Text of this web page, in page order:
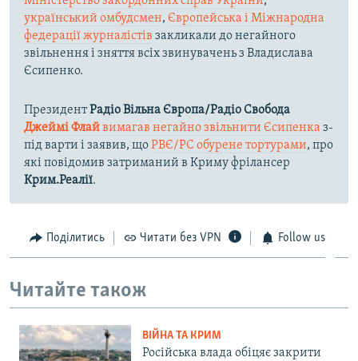
український омбудсмен, Європейська і Міжнародна
федерації журналістів закликали до негайного
звільнення і зняття всіх звинувачень з Владислава
Єсипенко.
ПрезидентРадіо Вільна Європа/Радіо Свобода
Джеймі Флайвимагав негайно звільнити Єсипенка з-
під варти і заявив, щоРВЄ/РС обурене тортурами, про
які повідомив затриманий в Криму фрілансер
Крим.Реалії.
Поділитись Читати без VPN Follow us
Читайте також
ВІЙНА ТА КРИМ
Російська влада обіцяє закрити